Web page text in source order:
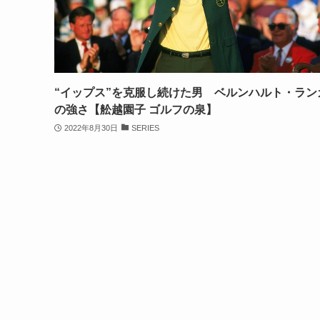
“イップス”を克服し続けた男 ベルンハルト・ラン
の強さ【舩越園子 ゴルフの泉】
2022年8月30日 SERIES